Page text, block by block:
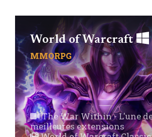
World of Warcraft
MMORPG
The War Within - L'une
meilleures extensions